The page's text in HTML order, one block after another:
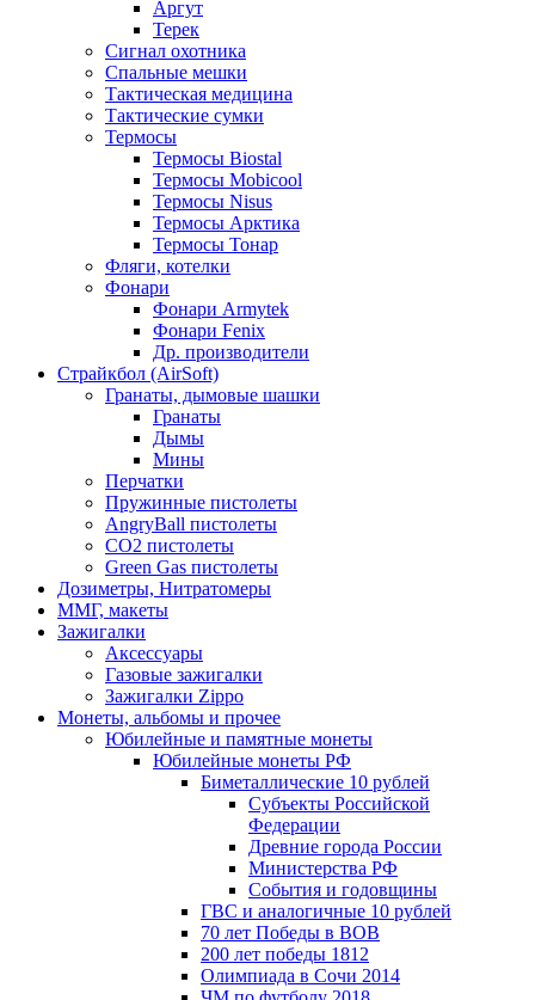
Аргут
Терек
Сигнал охотника
Спальные мешки
Тактическая медицина
Тактические сумки
Термосы
Термосы Biostal
Термосы Mobicool
Термосы Nisus
Термосы Арктика
Термосы Тонар
Фляги, котелки
Фонари
Фонари Armytek
Фонари Fenix
Др. производители
Страйкбол (AirSoft)
Гранаты, дымовые шашки
Гранаты
Дымы
Мины
Перчатки
Пружинные пистолеты
AngryBall пистолеты
CO2 пистолеты
Green Gas пистолеты
Дозиметры, Нитратомеры
ММГ, макеты
Зажигалки
Аксессуары
Газовые зажигалки
Зажигалки Zippo
Монеты, альбомы и прочее
Юбилейные и памятные монеты
Юбилейные монеты РФ
Биметаллические 10 рублей
Субъекты Российской
Федерации
Древние города России
Министерства РФ
События и годовщины
ГВС и аналогичные 10 рублей
70 лет Победы в ВОВ
200 лет победы 1812
Олимпиада в Сочи 2014